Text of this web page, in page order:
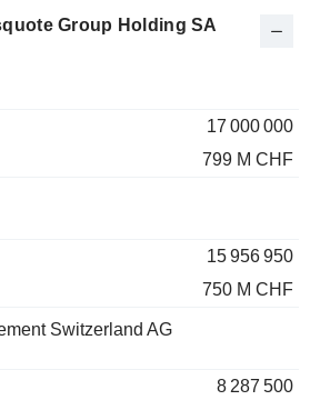
Group Holding SA
17 000 000
799 M CHF
15 956 950
750 M CHF
Switzerland AG
8 287 500